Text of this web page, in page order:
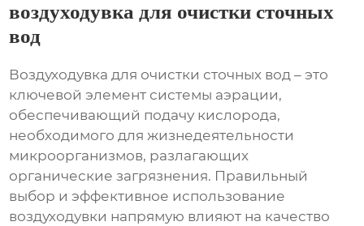
воздуходувка для очистки сточных
вод
Воздуходувка для очистки сточных вод – это
ключевой элемент системы аэрации,
обеспечивающий подачу кислорода,
необходимого для жизнедеятельности
микроорганизмов, разлагающих
органические загрязнения. Правильный
выбор и эффективное использование
воздуходувки напрямую влияют на качество